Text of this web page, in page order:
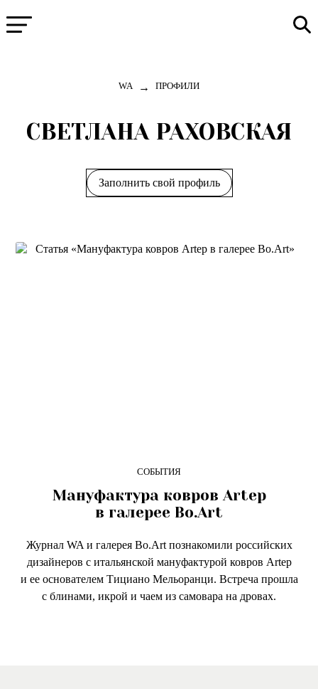
WA → ПРОФИЛИ
СВЕТЛАНА РАХОВСКАЯ
Заполнить свой профиль
СОБЫТИЯ
Мануфактура ковров Artep
в галерее Bo.Art
Журнал WA и галерея Bo.Art познакомили российских
дизайнеров с итальянской мануфактурой ковров Artep
и ее основателем Тициано Мельоранци. Встреча прошла
с блинами, икрой и чаем из самовара на дровах.